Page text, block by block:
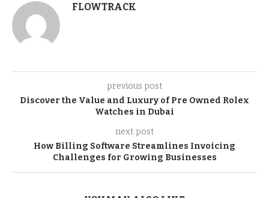
FLOWTRACK
previous post
Discover the Value and Luxury of Pre Owned Rolex
Watches in Dubai
next post
How Billing Software Streamlines Invoicing
Challenges for Growing Businesses